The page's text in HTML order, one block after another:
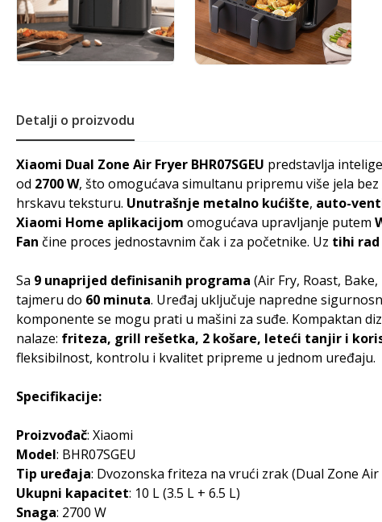
Detalji o proizvodu
Xiaomi Dual Zone Air Fryer BHR07SGEU predstavlja
od 2700 W, što omogućava simultanu pripremu više jela
hrskavu teksturu. Unutrašnje metalno kućište, auto-
Xiaomi Home aplikacijom omogućava upravljanje putem
Fan čine proces jednostavnim čak i za početnike. Uz tihi rad
Sa 9 unaprijed definisanih programa (Air Fry, Roast,
tajmeru do 60 minuta. Uređaj uključuje napredne
komponente se mogu prati u mašini za suđe. Kompaktan
nalaze: friteza, grill rešetka, 2 košare, leteći tanjir i
fleksibilnost, kontrolu i kvalitet pripreme u jednom uređaju.
Specifikacije:
Proizvođač: Xiaomi
Model: BHR07SGEU
Tip uređaja: Dvozonska friteza na vrući zrak (Dual Zone Air
Ukupni kapacitet: 10 L (3.5 L + 6.5 L)
Snaga: 2700 W